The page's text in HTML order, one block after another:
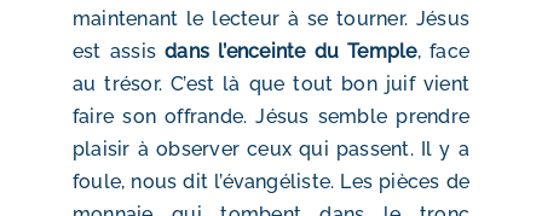
maintenant le lecteur à se tourner. Jésus
est assisdans l’enceinte du Temple, face
au trésor. C’est là que tout bon juif vient
faire son offrande. Jésus semble prendre
plaisir à observer ceux qui passent. Il y a
foule, nous dit l’évangéliste. Les pièces de